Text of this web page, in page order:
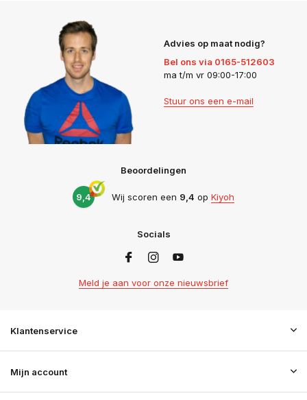
Advies op maat nodig?
Bel ons via 0165-512603
ma t/m vr 09:00-17:00
Stuur ons een e-mail
Beoordelingen
9,4 Wij scoren een 9,4 op Kiyoh
Socials
Meld je aan voor onze nieuwsbrief
Klantenservice
Mijn account